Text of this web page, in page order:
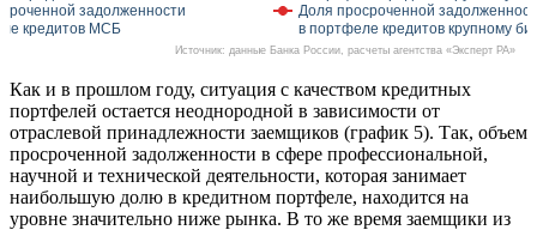
задолженности
кредитов МСБ
Доля просроченной
в портфеле кредитов крупному
Источник: данные Банка России, расчеты агентства «Эксперт РА»
Как и в прошлом году, ситуация с качеством кредитных
портфелей остается неоднородной в зависимости от
отраслевой принадлежности заемщиков (график 5). Так, объем
просроченной задолженности в сфере профессиональной,
научной и технической деятельности, которая занимает
наибольшую долю в кредитном портфеле, находится на
уровне значительно ниже рынка. В то же время заемщики из